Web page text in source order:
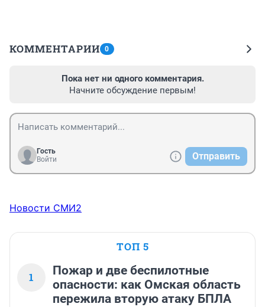
КОММЕНТАРИИ 0
Пока нет ни одного комментария.
Начните обсуждение первым!
Гость
Войти
Отправить
Новости СМИ2
ТОП 5
1
Пожар и две беспилотные
опасности: как Омская область
пережила вторую атаку БПЛА